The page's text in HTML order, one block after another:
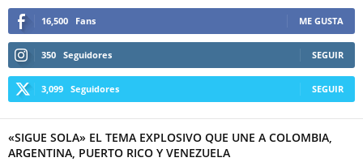
16,500 Fans ME GUSTA
350 Seguidores SEGUIR
3,099 Seguidores SEGUIR
«SIGUE SOLA» EL TEMA EXPLOSIVO QUE UNE A COLOMBIA,
ARGENTINA, PUERTO RICO Y VENEZUELA